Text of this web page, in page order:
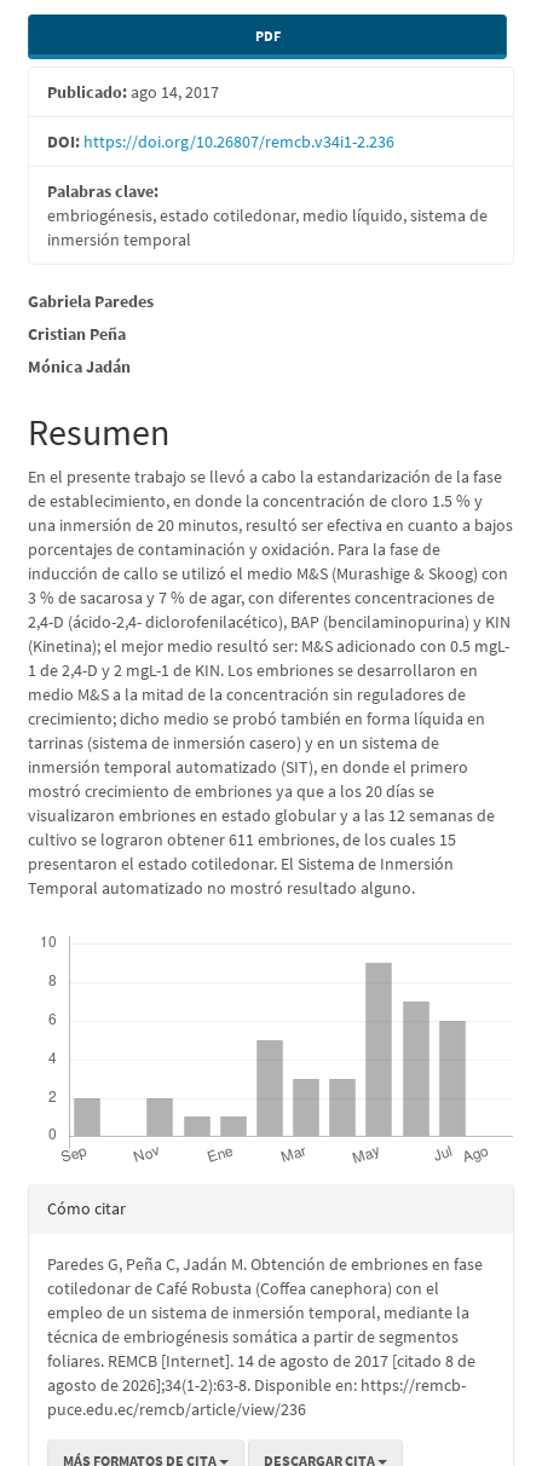
Barra
lateral
del
artículo
PDF
Publicado:ago 14, 2017
DOI: https://doi.org/10.26807/remcb.v34i1-2.236
Palabras clave:
embriogénesis, estado cotiledonar, medio líquido, sistema de
inmersión temporal
Contenido
principal
del
artículo
Gabriela Paredes
Cristian Peña
Mónica Jadán
Resumen
En el presente trabajo se llevó a cabo la estandarización de la fase
de establecimiento, en donde la concentración de cloro 1.5 % y
una inmersión de 20 minutos, resultó ser efectiva en cuanto a bajos
porcentajes de contaminación y oxidación. Para la fase de
inducción de callo se utilizó el medio M&S (Murashige & Skoog) con
3 % de sacarosa y 7 % de agar, con diferentes concentraciones de
2,4-D (ácido-2,4- diclorofenilacético), BAP (bencilaminopurina) y KIN
(Kinetina); el mejor medio resultó ser: M&S adicionado con 0.5 mgL-
1 de 2,4-D y 2 mgL-1 de KIN. Los embriones se desarrollaron en
medio M&S a la mitad de la concentración sin reguladores de
crecimiento; dicho medio se probó también en forma líquida en
tarrinas (sistema de inmersión casero) y en un sistema de
inmersión temporal automatizado (SIT), en donde el primero
mostró crecimiento de embriones ya que a los 20 días se
visualizaron embriones en estado globular y a las 12 semanas de
cultivo se lograron obtener 611 embriones, de los cuales 15
presentaron el estado cotiledonar. El Sistema de Inmersión
Temporal automatizado no mostró resultado alguno.
Detalles
artículo
Cómo citar
Paredes G, Peña C, Jadán M. Obtención de embriones en fase
cotiledonar de Café Robusta (Coffea canephora) con el
empleo de un sistema de inmersión temporal, mediante la
técnica de embriogénesis somática a partir de segmentos
foliares. REMCB [Internet]. 14 de agosto de 2017 [citado 8 de
agosto de 2026];34(1-2):63-8. Disponible en: https://remcb-
puce.edu.ec/remcb/article/view/236
MÁS FORMATOS DE CITA DESCARGAR CITA